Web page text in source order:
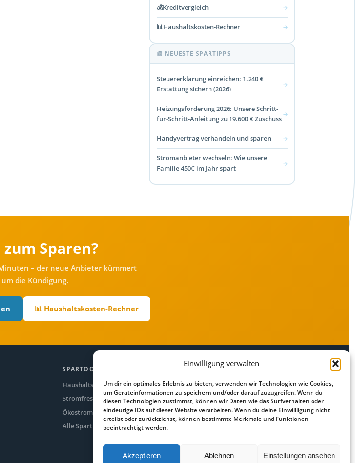
Einwilligung verwalten
Um dir ein optimales Erlebnis zu bieten, verwenden wir Technologien wie Cookies,
um Geräteinformationen zu speichern und/oder darauf zuzugreifen. Wenn du
diesen Technologien zustimmst, können wir Daten wie das Surfverhalten oder
eindeutige IDs auf dieser Website verarbeiten. Wenn du deine Einwillligung nicht
erteilst oder zurückziehst, können bestimmte Merkmale und Funktionen
beeinträchtigt werden.
Akzeptieren Ablehnen Einstellungen ansehen
💰Kreditvergleich →
📊Haushaltskosten-Rechner →
📰 NEUESTE SPARTIPPS
Steuererklärung einreichen: 1.240 €
Erstattung sichern (2026)
→
Heizungsförderung 2026: Unsere Schritt-
für-Schritt-Anleitung zu 19.600 € Zuschuss
→
Handyvertrag verhandeln und sparen →
Stromanbieter wechseln: Wie unsere
Familie 450€ im Jahr spart
→
Sparen?
– der neue Anbieter kümmert
um die Kündigung.
📊 Haushaltskosten-Rechner
SPARTOOLS
Haushaltskosten-Rechner
Stromfresser-Rechner
Ökostrom Vergleich
Alle Spartipps
RECHTLICHES
Impressum
Datenschutz
Cookie-Richtlinie